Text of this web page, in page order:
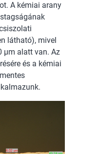
A kémiai arany
látható), mivel
µm alatt van. Az
és a kémiai